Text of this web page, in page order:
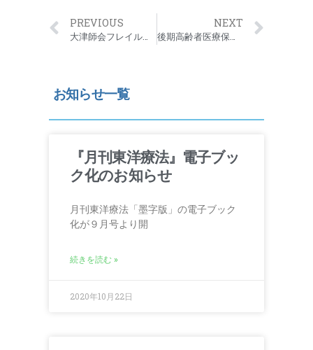
PREVIOUS NEXT
お知らせ一覧
『月刊東洋療法』電子ブッ
ク化のお知らせ
月刊東洋療法「墨字版」の電子ブック
化が９月号より開
続きを読む »
2020年10月22日